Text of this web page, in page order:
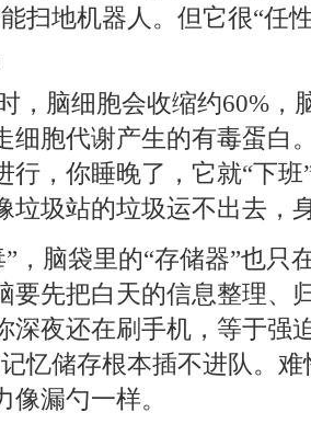
扫地机器人。但它很“任
，脑细胞会收缩约60%，
细胞代谢产生的有毒蛋白
行，你睡晚了，它就“下
垃圾站的垃圾运不出去，
”，脑袋里的“存储器”也只
要先把白天的信息整理、
深夜还在刷手机，等于强
忆储存根本插不进队。
像漏勺一样。